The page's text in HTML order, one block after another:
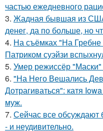
частью ежедневного
3. Жадная бывшая из
денег, да по больше, но
4. На съёмках "На
Патриком суэйзи
5. Умер режиссёр
6. "На Него Вешались
Дотрагиваться": катя
муж.
7. Сейчас все обсуждают
- и неудивительно.